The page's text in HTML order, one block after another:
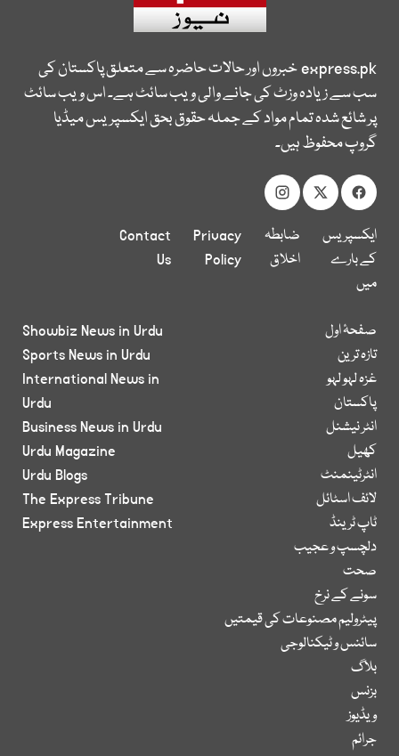
express.pkخبروں اور حالات حاضرہ سے متعلق پاکستان کی
سب سے زیادہ وزٹ کی جانے والی ویب سائٹ ہے۔ اس ویب سائٹ
پر شائع شدہ تمام مواد کے جملہ حقوق بحق ایکسپریس میڈیا
گروپ محفوظ ہیں۔
ایکسپریس
کے بارے
میں
ضابطہ
اخلاق
Privacy
Policy
Contact
Us
صفحۂ اول
تازہ ترین
غزہ لہو لہو
پاکستان
انٹر نیشنل
کھیل
انٹرٹینمنٹ
لائف اسٹائل
ٹاپ ٹرینڈ
دلچسپ و عجیب
صحت
سونے کے نرخ
پیٹرولیم مصنوعات کی قیمتیں
سائنس و ٹیکنالوجی
بلاگ
بزنس
ویڈیوز
جرائم
Showbiz News in Urdu
Sports News in Urdu
International News in
Urdu
Business News in Urdu
Urdu Magazine
Urdu Blogs
The Express Tribune
Express Entertainment